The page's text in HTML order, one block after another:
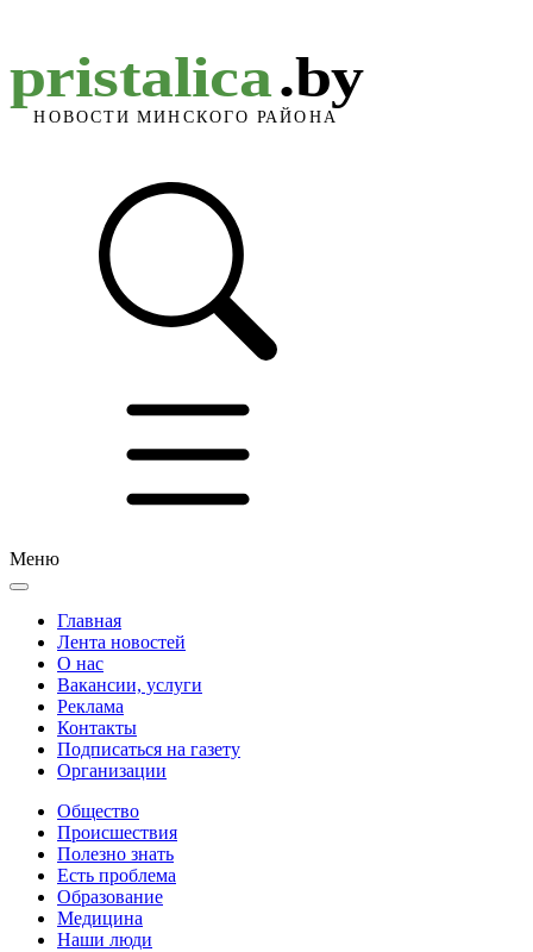
Меню
Главная
Лента новостей
О нас
Вакансии, услуги
Реклама
Контакты
Подписаться на газету
Организации
Общество
Происшествия
Полезно знать
Есть проблема
Образование
Медицина
Наши люди